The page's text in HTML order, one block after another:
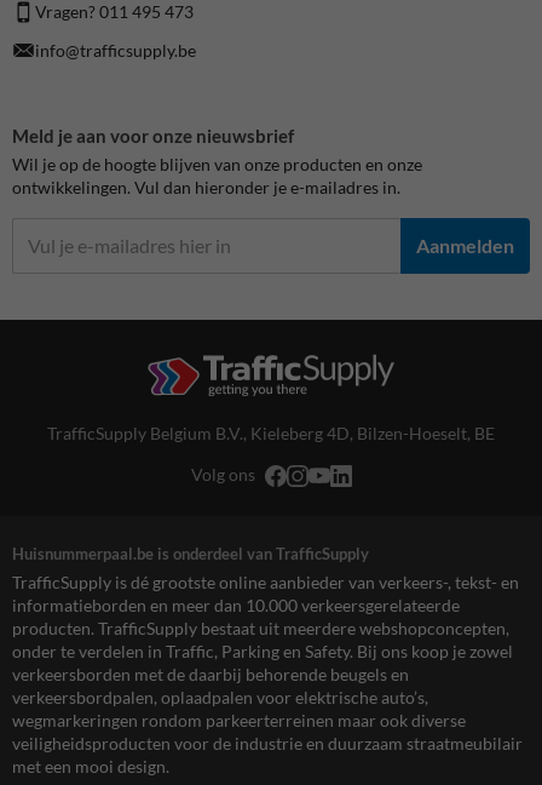
Vragen? 011 495 473
info@trafficsupply.be
Meld je aan voor onze nieuwsbrief
Wil je op de hoogte blijven van onze producten en onze
ontwikkelingen. Vul dan hieronder je e-mailadres in.
Aanmelden
TrafficSupply Belgium B.V., Kieleberg 4D, Bilzen-Hoeselt, BE
Volg ons
Huisnummerpaal.be is onderdeel van TrafficSupply
TrafficSupply is dé grootste online aanbieder van verkeers-, tekst- en
informatieborden en meer dan 10.000 verkeersgerelateerde
producten. TrafficSupply bestaat uit meerdere webshopconcepten,
onder te verdelen in Traffic, Parking en Safety. Bij ons koop je zowel
verkeersborden met de daarbij behorende beugels en
verkeersbordpalen, oplaadpalen voor elektrische auto’s,
wegmarkeringen rondom parkeerterreinen maar ook diverse
veiligheidsproducten voor de industrie en duurzaam straatmeubilair
met een mooi design.